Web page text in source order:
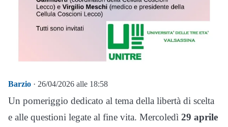
Barzio · 26/04/2026 alle 18:58
Un pomeriggio dedicato al tema della libertà di scelta
e alle questioni legate al fine vita. Mercoledì 29 aprile